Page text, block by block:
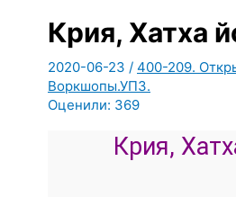
Крия, Хатха
2020-06-23 / 400-209.
Воркшопы.УПЗ.
Оценили: 369
Крия,